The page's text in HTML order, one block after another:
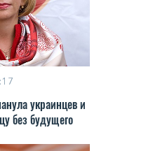
украинцев и
без будущего